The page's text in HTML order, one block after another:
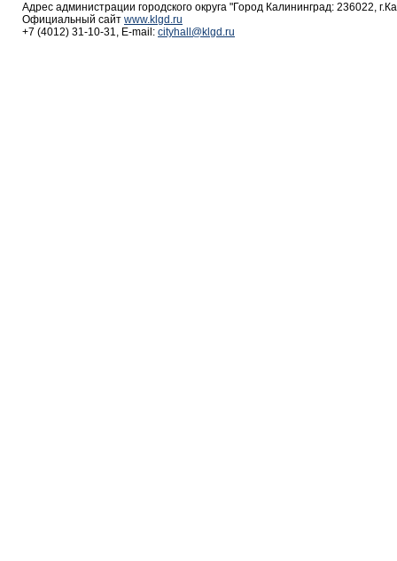
Адрес администрации городского округа "Город Калининград: 236022,
Официальный сайт www.klgd.ru
+7 (4012) 31-10-31, E-mail: cityhall@klgd.ru